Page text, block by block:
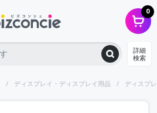
0
詳細
検索
ディスプレイ・ディスプレイ用品 ディスプ